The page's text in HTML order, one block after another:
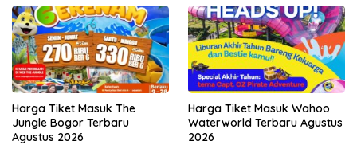
Harga Tiket Masuk The
Jungle Bogor Terbaru
Agustus 2026
Harga Tiket Masuk Wahoo
Waterworld Terbaru Agustus
2026